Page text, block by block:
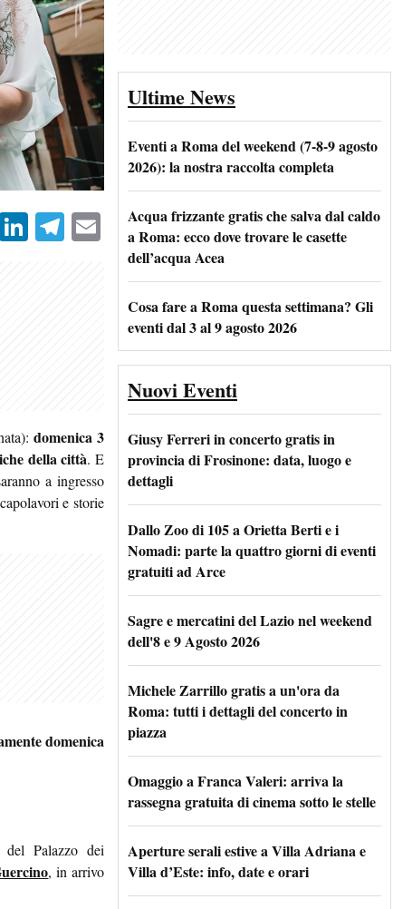
X LinkedIn
Telegram
Email
domenica 3
della città. E
a ingresso
e storie
domenica
Palazzo dei
, in arrivo
Ultime News
Eventi a Roma del weekend (7-8-9 agosto
2026): la nostra raccolta completa
Acqua frizzante gratis che salva dal caldo
a Roma: ecco dove trovare le casette
dell’acqua Acea
Cosa fare a Roma questa settimana? Gli
eventi dal 3 al 9 agosto 2026
Nuovi Eventi
Giusy Ferreri in concerto gratis in
provincia di Frosinone: data, luogo e
dettagli
Dallo Zoo di 105 a Orietta Berti e i
Nomadi: parte la quattro giorni di eventi
gratuiti ad Arce
Sagre e mercatini del Lazio nel weekend
dell'8 e 9 Agosto 2026
Michele Zarrillo gratis a un'ora da
Roma: tutti i dettagli del concerto in
piazza
Omaggio a Franca Valeri: arriva la
rassegna gratuita di cinema sotto le stelle
Aperture serali estive a Villa Adriana e
Villa d’Este: info, date e orari